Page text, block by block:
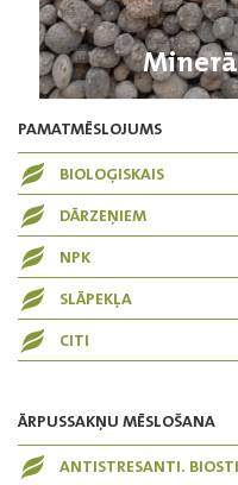
PAMATMĒSLOJUMS
BIOLOĢISKAIS
DĀRZEŅIEM
NPK
SLĀPEKĻA
CITI
ĀRPUSSAKŅU MĒSLOŠANA
ANTISTRESANTI.